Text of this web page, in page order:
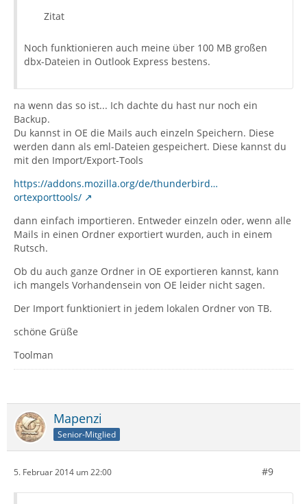
Zitat
Noch funktionieren auch meine über 100 MB großen
dbx-Dateien in Outlook Express bestens.
na wenn das so ist... Ich dachte du hast nur noch ein
Backup.
Du kannst in OE die Mails auch einzeln Speichern. Diese
werden dann als eml-Dateien gespeichert. Diese kannst du
mit den Import/Export-Tools
https://addons.mozilla.org/de/thunderbird…
ortexporttools/
dann einfach importieren. Entweder einzeln oder, wenn alle
Mails in einen Ordner exportiert wurden, auch in einem
Rutsch.
Ob du auch ganze Ordner in OE exportieren kannst, kann
ich mangels Vorhandensein von OE leider nicht sagen.
Der Import funktioniert in jedem lokalen Ordner von TB.
schöne Grüße
Toolman
Mapenzi
Senior-Mitglied
5. Februar 2014 um 22:00 #9